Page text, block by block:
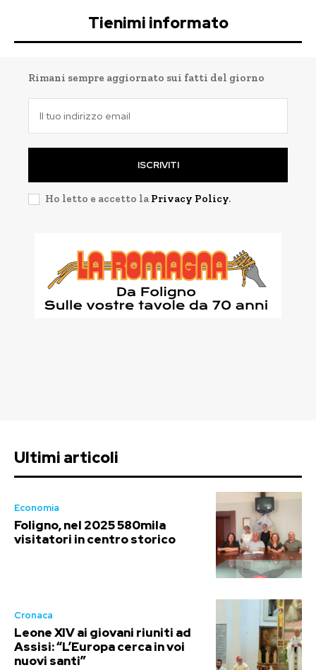
Tienimi informato
Rimani sempre aggiornato sui fatti del giorno
ISCRIVITI
Ho letto e accetto la Privacy Policy.
Ultimi articoli
Economia
Foligno, nel 2025 580mila
visitatori in centro storico
Cronaca
Leone XIV ai giovani riuniti ad
Assisi: “L’Europa cerca in voi
nuovi santi”